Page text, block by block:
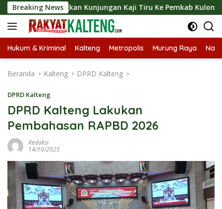
Langsung
ke
konten
Breaking News
Kunjungan Kaji Tiru Ke Pemkab Kulon Progo
Hukum & Kriminal Kalteng Metropolis Murung Raya
Beranda Kalteng DPRD Kalteng
DPRD Kalteng
DPRD Kalteng Lakukan
Pembahasan RAPBD 2026
Redaksi
14/10/2025